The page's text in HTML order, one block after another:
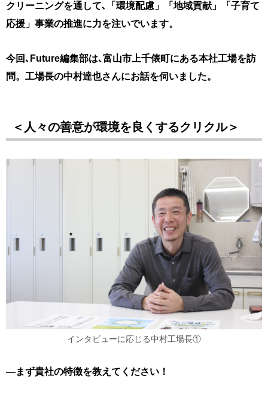
クリーニングを通して､「環境配慮」「地域貢献」「子育て
応援」事業の推進に力を注いでいます。
今回､Future編集部は､富山市上千俵町にある本社工場を訪
問。 工場長の中村達也さんにお話を伺いました。
＜人々の善意が環境を良くするクリクル＞
インタビューに応じる中村工場長①
―まず貴社の特徴を教えてください！